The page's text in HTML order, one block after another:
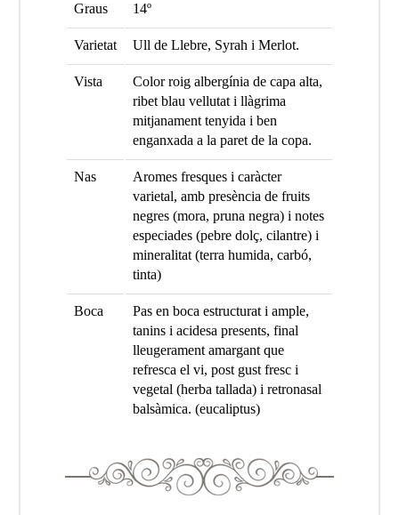
Graus 14º
Varietat Ull de Llebre, Syrah i Merlot.
Vista
Color roig albergínia de capa alta,
ribet blau vellutat i llàgrima
mitjanament tenyida i ben
enganxada a la paret de la copa.
Nas
Aromes fresques i caràcter
varietal, amb presència de fruits
negres (mora, pruna negra) i notes
especiades (pebre dolç, cilantre) i
mineralitat (terra humida, carbó,
tinta)
Boca
Pas en boca estructurat i ample,
tanins i acidesa presents, final
lleugerament amargant que
refresca el vi, post gust fresc i
vegetal (herba tallada) i retronasal
balsàmica. (eucaliptus)